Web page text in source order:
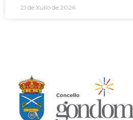
21 de Xullo de 2026